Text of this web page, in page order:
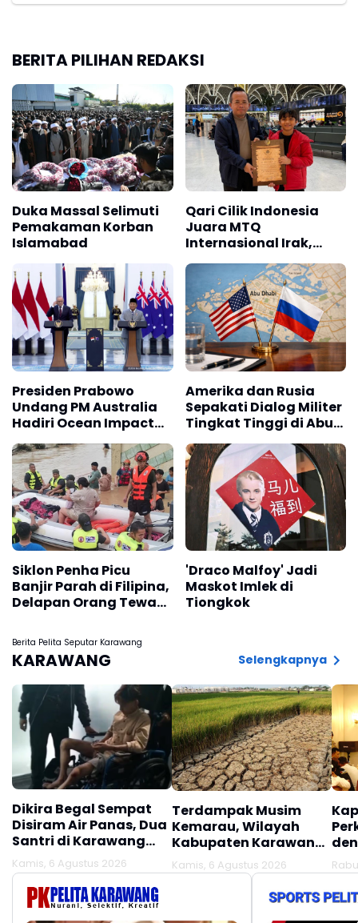
BERITA PILIHAN REDAKSI
Duka Massal Selimuti
Pemakaman Korban
Islamabad
Qari Cilik Indonesia
Juara MTQ
Internasional Irak,
Harumkan Nama
Bangsa
Presiden Prabowo
Undang PM Australia
Hadiri Ocean Impact
Amerika dan Rusia
Sepakati Dialog Militer
Tingkat Tinggi di Abu
Siklon Penha Picu
Banjir Parah di Filipina,
Delapan Orang Tewas
'Draco Malfoy' Jadi
Maskot Imlek di
Tiongkok
Berita Pelita Seputar Karawang
KARAWANG Selengkapnya
Dikira Begal Sempat
Disiram Air Panas, Dua
Santri di Karawang
Terluka Akibat Aksi
Oknum Linmas
Kamis, 6 Agustus 2026
Terdampak Musim
Kemarau, Wilayah
Kabupaten Karawang
Kekeringan Makin
Meluas
Kamis, 6 Agustus 2026